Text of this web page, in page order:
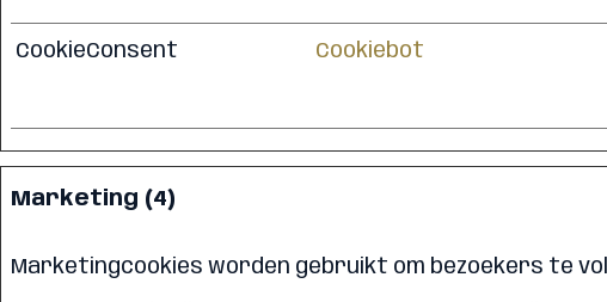
CookieConsent Cookiebot
Marketing (4)
Marketingcookies worden gebruikt om bezoekers te